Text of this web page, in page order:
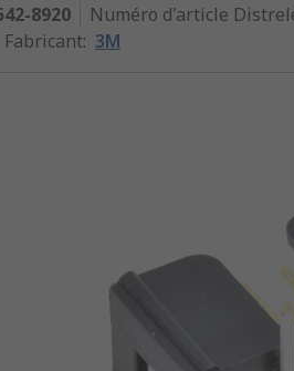
8920 Numéro d'article
Fabricant: 3M